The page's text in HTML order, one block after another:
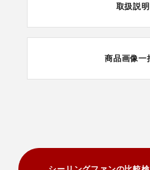
取扱説
商品画像一